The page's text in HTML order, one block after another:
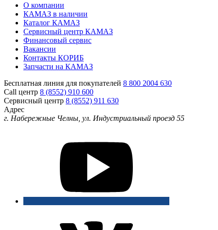
О компании
КАМАЗ в наличии
Каталог КАМАЗ
Сервисный центр КАМАЗ
Финансовый сервис
Вакансии
Контакты КОРИБ
Запчасти на КАМАЗ
Бесплатная линия для покупателей 8 800 2004 630
Call центр 8 (8552) 910 600
Сервисный центр 8 (8552) 911 630
Адрес
г. Набережные Челны, ул. Индустриальный проезд 55